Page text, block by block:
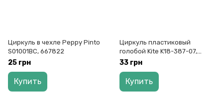
Циркуль в чехле Peppy Pinto
S01001BC, 667822
25 грн
Купить
Циркуль пластиковый
голобой Kite K18-387-07,
38442
33 грн
Купить